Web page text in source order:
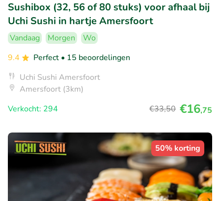
Sushibox (32, 56 of 80 stuks) voor afhaal bij
Uchi Sushi in hartje Amersfoort
Vandaag Morgen
Wo
9.4
Perfect • 15 beoordelingen
Uchi Sushi Amersfoort
Amersfoort (3km)
Verkocht: 294
€33,50 €16,75
50% korting